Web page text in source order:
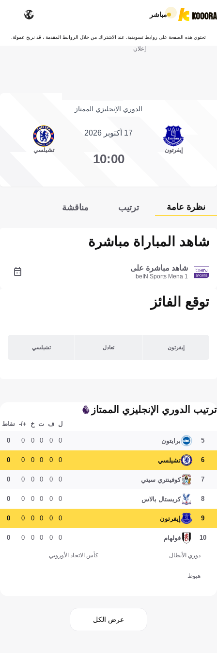
مباشر
تحتوي هذه الصفحة على روابط تسويقية. عند الاشتراك من خلال الروابط المقدمة ، قد نربح عمولة.
إعلان
الدوري الإنجليزي الممتاز
إيفرتون
17 أكتوبر 2026
10:00
تشيلسي
نظرة عامة ترتيب مناقشة
شاهد المباراة مباشرة
شاهد مباشرة على
beIN Sports Mena 1
توقع الفائز
إيفرتون تعادل تشيلسي
ترتيب الدوري الإنجليزي الممتاز
ل ف ت خ +/- نقاط
5 برايتون 0
0
0
0
0
0
6 تشيلسي 0
0
0
0
0
0
7 كوفينتري سيتي 0
0
0
0
0
0
8 كريستال بالاس 0
0
0
0
0
0
9 إيفرتون 0
0
0
0
0
0
10 فولهام 0
0
0
0
0
0
دوري الأبطال كأس الاتحاد الأوروبي
هبوط
عرض الكل